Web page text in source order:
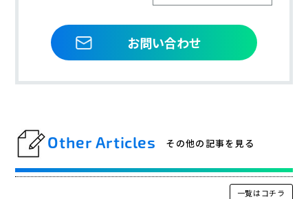
お問い合わせ
Other Articles その他の記事を見る
一覧はコチラ